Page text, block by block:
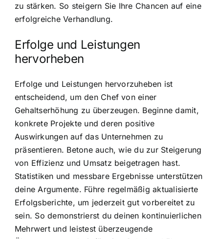
zu stärken. So steigern Sie Ihre Chancen auf eine
erfolgreiche Verhandlung.
Erfolge und Leistungen
hervorheben
Erfolge und Leistungen hervorzuheben ist
entscheidend, um den Chef von einer
Gehaltserhöhung zu überzeugen. Beginne damit,
konkrete Projekte und deren positive
Auswirkungen auf das Unternehmen zu
präsentieren. Betone auch, wie du zur Steigerung
von Effizienz und Umsatz beigetragen hast.
Statistiken und messbare Ergebnisse unterstützen
deine Argumente. Führe regelmäßig aktualisierte
Erfolgsberichte, um jederzeit gut vorbereitet zu
sein. So demonstrierst du deinen kontinuierlichen
Mehrwert und leistest überzeugende